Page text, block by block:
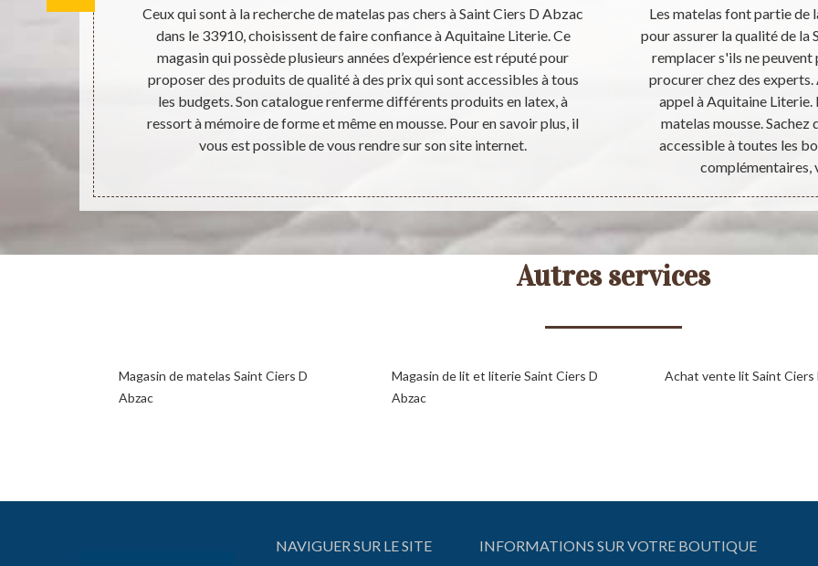
de
Ceux qui sont à la recherche de matelas pas chers à Saint Ciers D Abzac
dans le 33910, choisissent de faire confiance à Aquitaine Literie. Ce
magasin qui possède plusieurs années d’expérience est réputé pour
proposer des produits de qualité à des prix qui sont accessibles à tous
les budgets. Son catalogue renferme différents produits en latex, à
ressort à mémoire de forme et même en mousse. Pour en savoir plus, il
vous est possible de vous rendre sur son site internet.
Les matelas font partie de
pour assurer la qualité de la
remplacer s'ils ne peuvent
procurer chez des
appel à Aquitaine Literie.
matelas mousse.
accessible à toutes les
complémentaires,
Autres services
Magasin de matelas Saint Ciers D
Abzac
Magasin de lit et literie Saint Ciers D
Abzac
Achat vente lit Saint Ciers
NAVIGUER SUR LE SITE INFORMATIONS SUR VOTRE BOUTIQUE